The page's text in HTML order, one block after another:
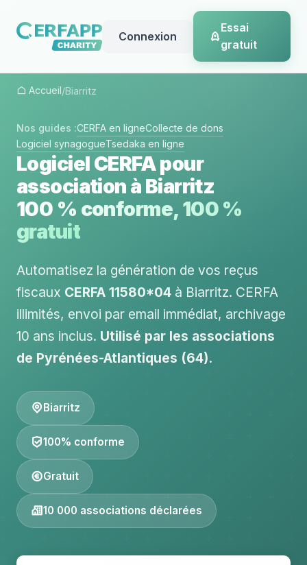
Connexion
Essai
gratuit
Accueil/Biarritz
Nos guides :CERFA en ligneCollecte de dons
Logiciel synagogueTsedaka en ligne
Logiciel CERFA pour
association à Biarritz
100 % conforme, 100 %
gratuit
Automatisez la génération de vos reçus
fiscaux CERFA 11580*04 à Biarritz. CERFA
illimités, envoi par email immédiat, archivage
10 ans inclus. Utilisé par les associations
de Pyrénées-Atlantiques (64).
Biarritz
100% conforme
Gratuit
10 000 associations déclarées